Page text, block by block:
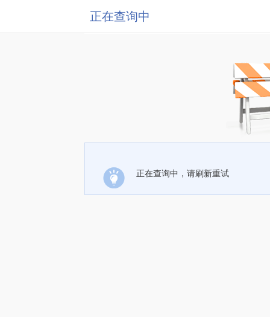
正在查询中
正在查询中，请刷新重试